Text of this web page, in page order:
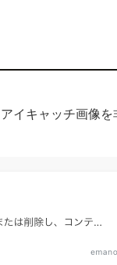
イキャッチ画像を